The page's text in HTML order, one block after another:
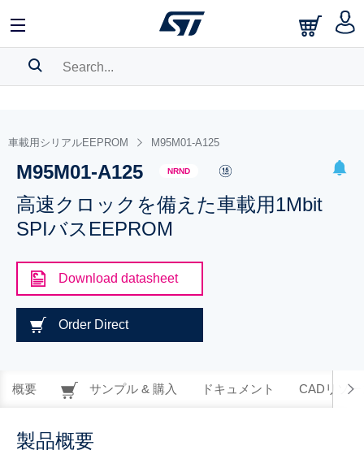
BOOKMARK
Pleaselog in to show your saved searches.
車載用シリアルEEPROM M95M01-A125
M95M01-A125 NRND
高速クロックを備えた車載用1Mbit
SPIバスEEPROM
Download datasheet
Order Direct
概要 サンプル & 購入 ドキュメント CADリソー
製品概要